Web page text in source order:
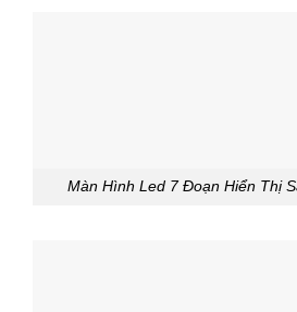
Màn Hình Led 7 Đoạn Hiển Thị